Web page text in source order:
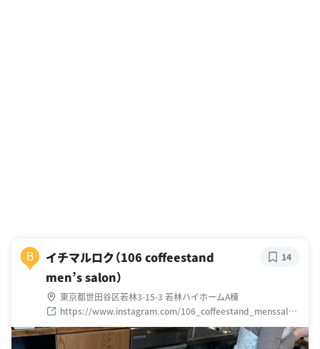
B
イチマルロク（106 coffeestand
men’s salon）
東京都世田谷区若林3-15-3 若林ハイホームA棟
https://www.instagram.com/106_coffeestand_menssalon
/
14